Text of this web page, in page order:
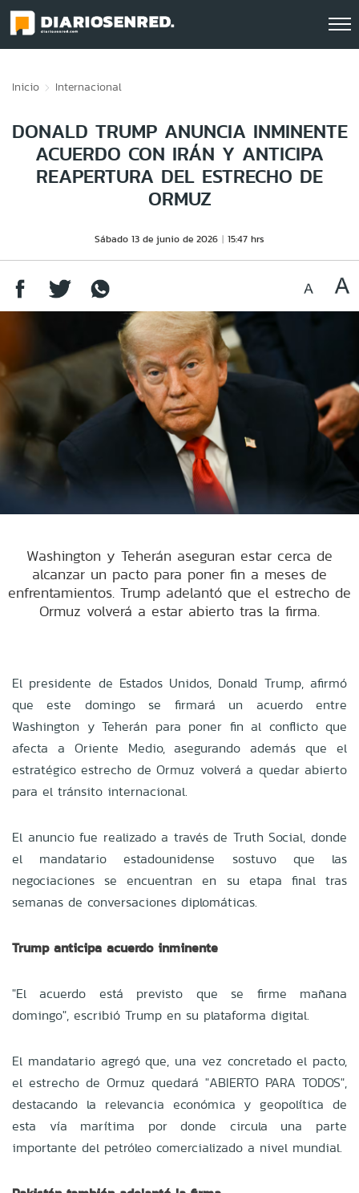
Inicio Internacional
DONALD TRUMP ANUNCIA INMINENTE
ACUERDO CON IRÁN Y ANTICIPA
REAPERTURA DEL ESTRECHO DE
ORMUZ
Sábado 13 de junio de 2026 15:47 hrs
Washington y Teherán aseguran estar cerca de
alcanzar un pacto para poner fin a meses de
enfrentamientos. Trump adelantó que el estrecho de
Ormuz volverá a estar abierto tras la firma.
El presidente de Estados Unidos, Donald Trump, afirmó
que este domingo se firmará un acuerdo entre
Washington y Teherán para poner fin al conflicto que
afecta a Oriente Medio, asegurando además que el
estratégico estrecho de Ormuz volverá a quedar abierto
para el tránsito internacional.
El anuncio fue realizado a través de Truth Social, donde
el mandatario estadounidense sostuvo que las
negociaciones se encuentran en su etapa final tras
semanas de conversaciones diplomáticas.
Trump anticipa acuerdo inminente
"El acuerdo está previsto que se firme mañana
domingo", escribió Trump en su plataforma digital.
El mandatario agregó que, una vez concretado el pacto,
el estrecho de Ormuz quedará "ABIERTO PARA TODOS",
destacando la relevancia económica y geopolítica de
esta vía marítima por donde circula una parte
importante del petróleo comercializado a nivel mundial.